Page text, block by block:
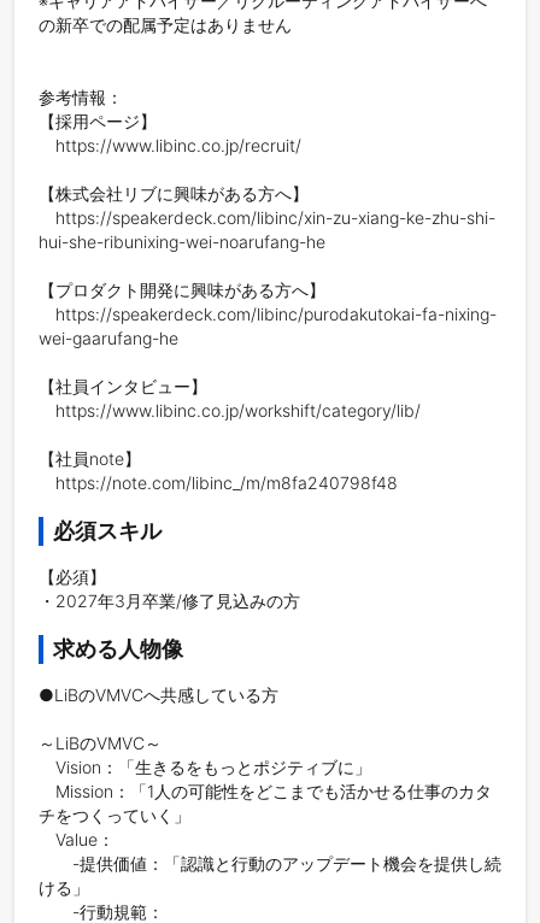
の新卒での配属予定はありません
参考情報：
【採用ページ】
https://www.libinc.co.jp/recruit/
【株式会社リブに興味がある方へ】
https://speakerdeck.com/libinc/xin-zu-xiang-ke-zhu-shi-
hui-she-ribunixing-wei-noarufang-he
【プロダクト開発に興味がある方へ】
https://speakerdeck.com/libinc/purodakutokai-fa-nixing-
wei-gaarufang-he
【社員インタビュー】
https://www.libinc.co.jp/workshift/category/lib/
【社員note】
https://note.com/libinc_/m/m8fa240798f48
必須スキル
【必須】
・2027年3月卒業/修了見込みの方
求める人物像
●LiBのVMVCへ共感している方
～LiBのVMVC～
Vision：「生きるをもっとポジティブに」
Mission：「1人の可能性をどこまでも活かせる仕事のカタ
チをつくっていく」
Value：
-提供価値：「認識と行動のアップデート機会を提供し続
ける」
-行動規範：